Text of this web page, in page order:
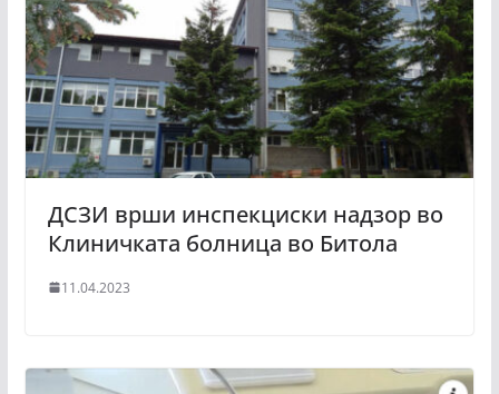
ДСЗИ врши инспекциски надзор во
Клиничката болница во Битола
11.04.2023